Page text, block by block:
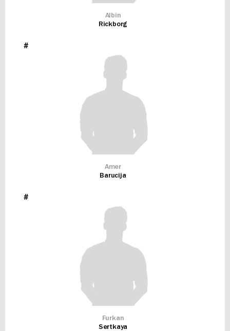
Albin
Rickborg
#
Amer
Barucija
#
Furkan
Sertkaya